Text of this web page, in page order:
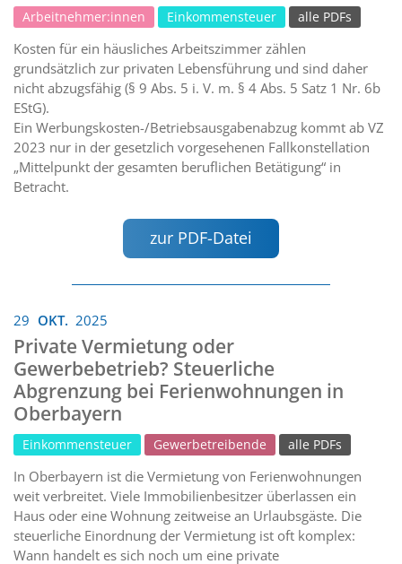
Arbeitnehmer:innen Einkommensteuer alle PDFs
Kosten für ein häusliches Arbeitszimmer zählen
grundsätzlich zur privaten Lebensführung und sind daher
nicht abzugsfähig (§ 9 Abs. 5 i. V. m. § 4 Abs. 5 Satz 1 Nr. 6b
EStG).
Ein Werbungskosten-/Betriebsausgabenabzug kommt ab VZ
2023 nur in der gesetzlich vorgesehenen Fallkonstellation
„Mittelpunkt der gesamten beruflichen Betätigung“ in
Betracht.
zur PDF-Datei
29 OKT. 2025
Private Vermietung oder
Gewerbebetrieb? Steuerliche
Abgrenzung bei Ferienwohnungen in
Oberbayern
Einkommensteuer Gewerbetreibende alle PDFs
In Oberbayern ist die Vermietung von Ferienwohnungen
weit verbreitet. Viele Immobilienbesitzer überlassen ein
Haus oder eine Wohnung zeitweise an Urlaubsgäste. Die
steuerliche Einordnung der Vermietung ist oft komplex:
Wann handelt es sich noch um eine private